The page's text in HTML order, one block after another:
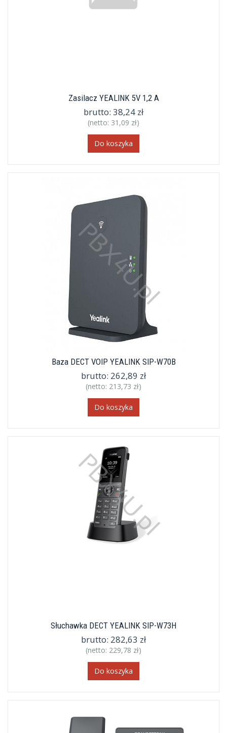
Zasilacz YEALINK 5V 1,2 A
brutto: 38,24 zł
(netto: 31,09 zł)
Do koszyka
Baza DECT VOIP YEALINK SIP-W70B
brutto: 262,89 zł
(netto: 213,73 zł)
Do koszyka
Słuchawka DECT YEALINK SIP-W73H
brutto: 282,63 zł
(netto: 229,78 zł)
Do koszyka